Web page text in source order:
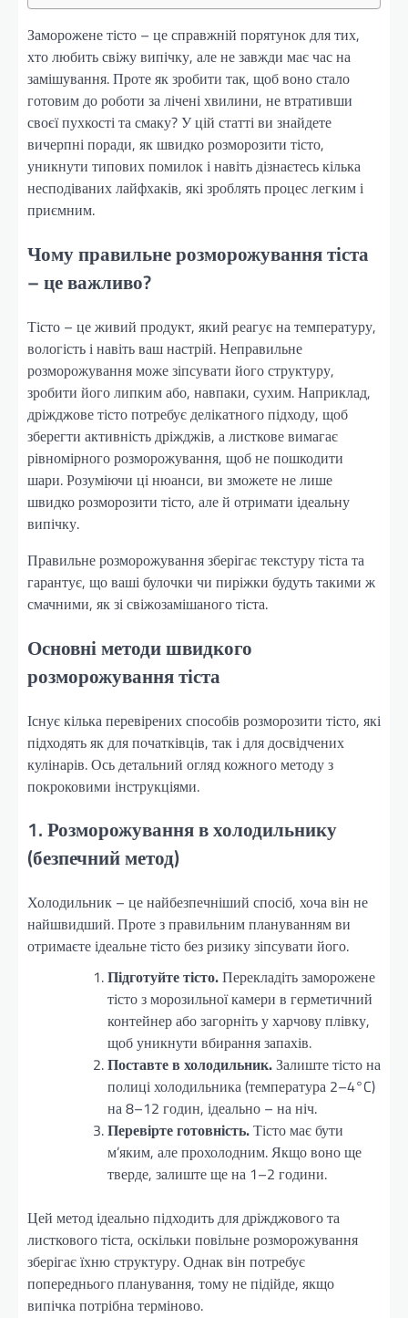
Заморожене тісто – це справжній порятунок для тих,
хто любить свіжу випічку, але не завжди має час на
замішування. Проте як зробити так, щоб воно стало
готовим до роботи за лічені хвилини, не втративши
своєї пухкості та смаку? У цій статті ви знайдете
вичерпні поради, як швидко розморозити тісто,
уникнути типових помилок і навіть дізнаєтесь кілька
несподіваних лайфхаків, які зроблять процес легким і
приємним.
Чому правильне розморожування тіста
– це важливо?
Тісто – це живий продукт, який реагує на температуру,
вологість і навіть ваш настрій. Неправильне
розморожування може зіпсувати його структуру,
зробити його липким або, навпаки, сухим. Наприклад,
дріжджове тісто потребує делікатного підходу, щоб
зберегти активність дріжджів, а листкове вимагає
рівномірного розморожування, щоб не пошкодити
шари. Розуміючи ці нюанси, ви зможете не лише
швидко розморозити тісто, але й отримати ідеальну
випічку.
Правильне розморожування зберігає текстуру тіста та
гарантує, що ваші булочки чи пиріжки будуть такими ж
смачними, як зі свіжозамішаного тіста.
Основні методи швидкого
розморожування тіста
Існує кілька перевірених способів розморозити тісто, які
підходять як для початківців, так і для досвідчених
кулінарів. Ось детальний огляд кожного методу з
покроковими інструкціями.
1. Розморожування в холодильнику
(безпечний метод)
Холодильник – це найбезпечніший спосіб, хоча він не
найшвидший. Проте з правильним плануванням ви
отримаєте ідеальне тісто без ризику зіпсувати його.
Підготуйте тісто.Перекладіть заморожене
тісто з морозильної камери в герметичний
контейнер або загорніть у харчову плівку,
щоб уникнути вбирання запахів.
Поставте в холодильник.Залиште тісто на
полиці холодильника (температура 2–4°C)
на 8–12 годин, ідеально – на ніч.
Перевірте готовність.Тісто має бути
м’яким, але прохолодним. Якщо воно ще
тверде, залиште ще на 1–2 години.
Цей метод ідеально підходить для дріжджового та
листкового тіста, оскільки повільне розморожування
зберігає їхню структуру. Однак він потребує
попереднього планування, тому не підійде, якщо
випічка потрібна терміново.